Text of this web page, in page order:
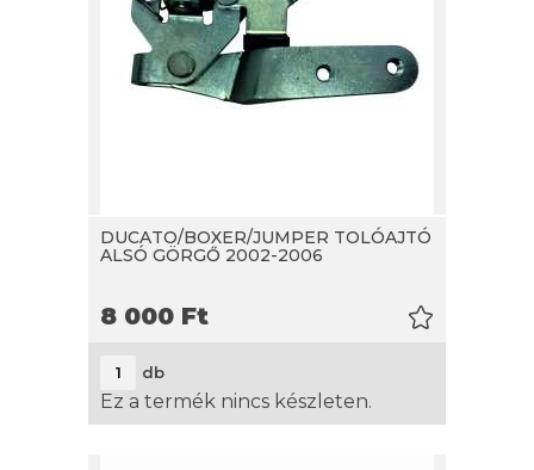
DUCATO/BOXER/JUMPER TOLÓAJTÓ
ALSÓ GÖRGŐ 2002-2006
8 000 Ft
db
Ez a termék nincs készleten.